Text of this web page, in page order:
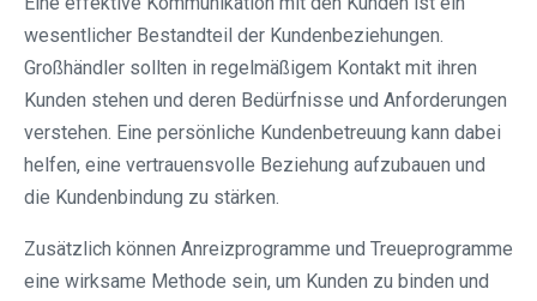
wesentlicher Bestandteil der Kundenbeziehungen.
Großhändler sollten in regelmäßigem Kontakt mit ihren
Kunden stehen und deren Bedürfnisse und Anforderungen
verstehen. Eine persönliche Kundenbetreuung kann dabei
helfen, eine vertrauensvolle Beziehung aufzubauen und
die Kundenbindung zu stärken.
Zusätzlich können Anreizprogramme und Treueprogramme
eine wirksame Methode sein, um Kunden zu binden und